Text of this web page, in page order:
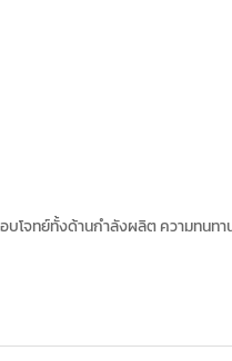
โจทย์ทั้งด้านกำลังผลิต ความทนท